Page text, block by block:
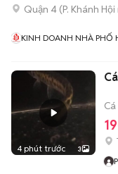
Quận 4 (P. Khánh Hội
KINH DOANH NHÀ PHỐ
4 phút trước 3